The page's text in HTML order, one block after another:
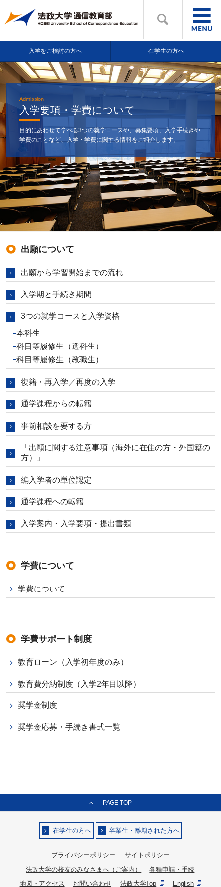
入学をご検討の方へ 在学生の方へ
Admission
入学要項・学費について
目的にあわせて学べる3つの就学コースや、募集要項、入学手続きや
学費のことなど、入学・学費に関する情報をご紹介します。
出願について
出願から学習開始までの流れ
入学期と手続き期間
3つの就学コースと入学資格
本科生
科目等履修生（選科生）
科目等履修生（教職生）
復籍・再入学／再度の入学
通学課程からの転籍
事前相談を要する方
「出願に関する注意事項（海外に在住の方・外国籍の
方）」
編入学者の単位認定
通学課程への転籍
入学案内・入学要項・提出書類
学費について
学費について
学費サポート制度
教育ローン（入学初年度のみ）
教育費分納制度（入学2年目以降）
奨学金制度
奨学金応募・手続き書式一覧
PAGE TOP
在学生の方へ 卒業生・離籍された方へ
プライバシーポリシー
サイトポリシー
法政大学の校友のみなさまへ（ご案内）
各種申請・手続
地図・アクセス
お問い合わせ 法政大学Top English